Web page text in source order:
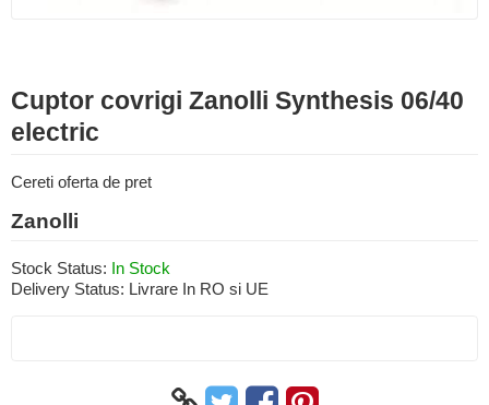
Cuptor covrigi Zanolli Synthesis 06/40
electric
Cereti oferta de pret
Zanolli
Stock Status: In Stock
Delivery Status: Livrare In RO si UE